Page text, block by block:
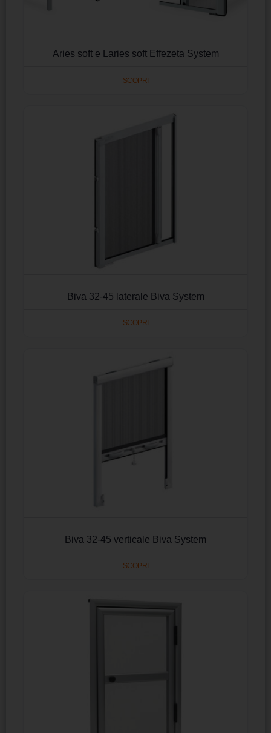
Aries soft e Laries soft Effezeta System
SCOPRI
Biva 32-45 laterale Biva System
SCOPRI
Biva 32-45 verticale Biva System
SCOPRI